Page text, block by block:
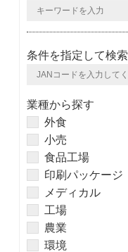
条件を指定して検索
業種から探す
外食
小売
食品工場
印刷パッケージ
メディカル
工場
農業
環境